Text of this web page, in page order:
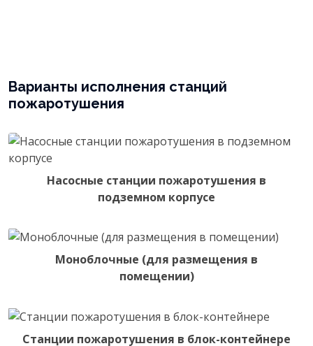
Варианты исполнения станций
пожаротушения
Насосные станции пожаротушения в
подземном корпусе
Моноблочные (для размещения в
помещении)
Станции пожаротушения в блок-контейнере